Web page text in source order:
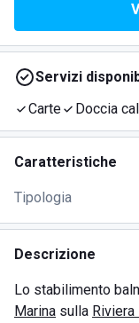
Servizi
Carte
Doccia
Caratteristiche
Tipologia
Descrizione
Lo stabilimento
Marina sulla